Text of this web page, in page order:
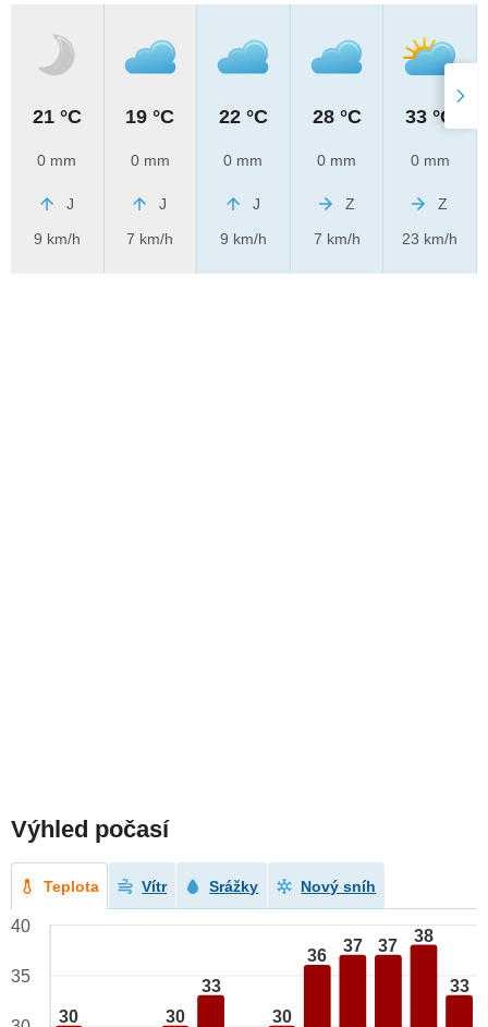
21 °C
0 mm
J
9 km/h
19 °C
0 mm
J
7 km/h
22 °C
0 mm
J
9 km/h
28 °C
0 mm
Z
7 km/h
33 °C
0 mm
Z
23 km/h
Výhled počasí
Teplota Vítr Srážky Nový sníh
30 30
33
30
36
37 37
38
33
40
35